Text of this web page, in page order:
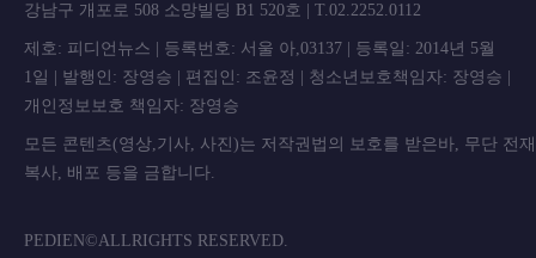
강남구 개포로 508 소망빌딩 B1 520호 | T.02.2252.0112
제호: 피디언뉴스 | 등록번호: 서울 아,03137 | 등록일: 2014년 5월
1일 | 발행인: 장영승 | 편집인: 조윤정 | 청소년보호책임자: 장영승 |
개인정보보호 책임자: 장영승
모든 콘텐츠(영상,기사, 사진)는 저작권법의 보호를 받은바, 무단 전
복사, 배포 등을 금합니
PEDIEN©ALLRIGHTS RESERVED.